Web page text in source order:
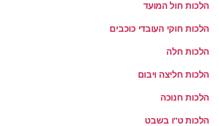
הלכות חול המועד
הלכות חוקי העובדי כוכבים
הלכות חלה
הלכות חליצה ויבום
הלכות חנוכה
הלכות ט''ו בשבט